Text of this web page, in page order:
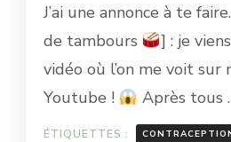
À
TES
VIDÉO
!
J’ai une annonce à te
de tambours
] : je
vidéo où l’on me voit sur
Youtube !
Après tous
ÉTIQUETTES :